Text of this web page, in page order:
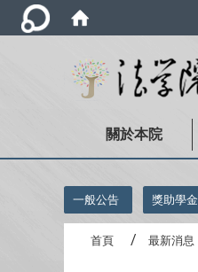
關於本院
一般公告 獎助學金
首頁 最新消息